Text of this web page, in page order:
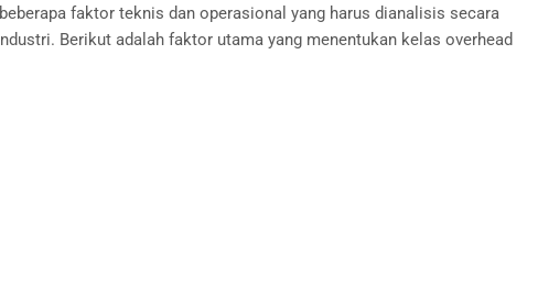
faktor teknis dan operasional yang harus dianalisis secara
Berikut adalah faktor utama yang menentukan kelas overhead